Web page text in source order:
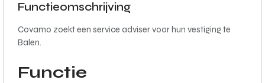
Functieomschrijving
Covamo zoekt een service adviser voor hun vestiging te
Balen.
Functie